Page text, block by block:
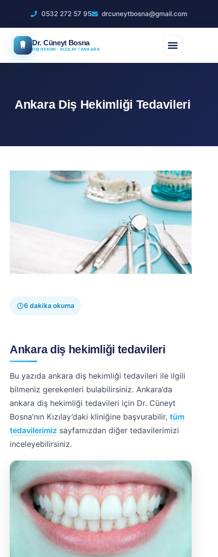
0532 272 57 95 drcuneytbosna@gmail.com
Dr. Cüneyt Bosna
DİŞ HEKİMİ · KIZILAY / ANKARA
Ankara Diş Hekimliği Tedavileri
6 dakika okuma
Ankara diş hekimliği tedavileri
Bu yazıda ankara diş hekimliği tedavileri ile ilgili
bilmeniz gerekenleri bulabilirsiniz. Ankara’da
ankara diş hekimliği tedavileri için Dr. Cüneyt
Bosna’nın Kızılay’daki kliniğine başvurabilir, tüm
tedavilerimiz sayfamızdan diğer tedavilerimizi
inceleyebilirsiniz.